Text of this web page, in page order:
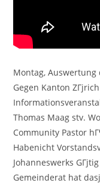
Montag,
Gegen Kanton
Thomas Maag stv.
Community Pastor
Habenicht
Johanneswerks
Gemeinderat hat